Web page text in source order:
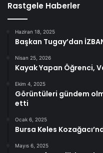
Rastgele Haberler
Haziran 18, 2025
Başkan Tugay’dan
Nisan 25, 2026
Kayak Yapan Öğrenci,
Ekim 4, 2025
Görüntüleri gündem
etti
Ocak 6, 2025
Bursa Keles
Mayıs 6, 2025